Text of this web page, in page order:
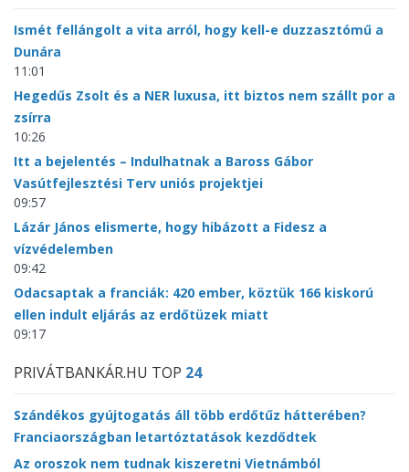
Ismét fellángolt a vita arról, hogy kell-e duzzasztómű a
Dunára
11:01
Hegedűs Zsolt és a NER luxusa, itt biztos nem szállt por a
zsírra
10:26
Itt a bejelentés – Indulhatnak a Baross Gábor
Vasútfejlesztési Terv uniós projektjei
09:57
Lázár János elismerte, hogy hibázott a Fidesz a
vízvédelemben
09:42
Odacsaptak a franciák: 420 ember, köztük 166 kiskorú
ellen indult eljárás az erdőtüzek miatt
09:17
PRIVÁTBANKÁR.HU TOP 24
Szándékos gyújtogatás áll több erdőtűz hátterében?
Franciaországban letartóztatások kezdődtek
Az oroszok nem tudnak kiszeretni Vietnámból